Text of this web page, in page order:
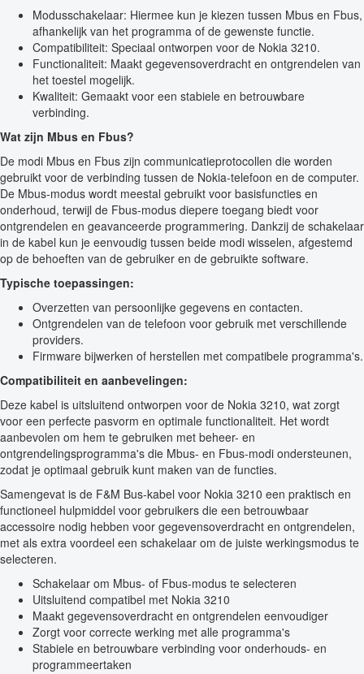
Modusschakelaar: Hiermee kun je kiezen tussen Mbus en Fbus,
afhankelijk van het programma of de gewenste functie.
Compatibiliteit: Speciaal ontworpen voor de Nokia 3210.
Functionaliteit: Maakt gegevensoverdracht en ontgrendelen van
het toestel mogelijk.
Kwaliteit: Gemaakt voor een stabiele en betrouwbare
verbinding.
Wat zijn Mbus en Fbus?
De modi Mbus en Fbus zijn communicatieprotocollen die worden
gebruikt voor de verbinding tussen de Nokia-telefoon en de computer.
De Mbus-modus wordt meestal gebruikt voor basisfuncties en
onderhoud, terwijl de Fbus-modus diepere toegang biedt voor
ontgrendelen en geavanceerde programmering. Dankzij de schakelaar
in de kabel kun je eenvoudig tussen beide modi wisselen, afgestemd
op de behoeften van de gebruiker en de gebruikte software.
Typische toepassingen:
Overzetten van persoonlijke gegevens en contacten.
Ontgrendelen van de telefoon voor gebruik met verschillende
providers.
Firmware bijwerken of herstellen met compatibele programma's.
Compatibiliteit en aanbevelingen:
Deze kabel is uitsluitend ontworpen voor de Nokia 3210, wat zorgt
voor een perfecte pasvorm en optimale functionaliteit. Het wordt
aanbevolen om hem te gebruiken met beheer- en
ontgrendelingsprogramma's die Mbus- en Fbus-modi ondersteunen,
zodat je optimaal gebruik kunt maken van de functies.
Samengevat is de F&M Bus-kabel voor Nokia 3210 een praktisch en
functioneel hulpmiddel voor gebruikers die een betrouwbaar
accessoire nodig hebben voor gegevensoverdracht en ontgrendelen,
met als extra voordeel een schakelaar om de juiste werkingsmodus te
selecteren.
Schakelaar om Mbus- of Fbus-modus te selecteren
Uitsluitend compatibel met Nokia 3210
Maakt gegevensoverdracht en ontgrendelen eenvoudiger
Zorgt voor correcte werking met alle programma's
Stabiele en betrouwbare verbinding voor onderhouds- en
programmeertaken